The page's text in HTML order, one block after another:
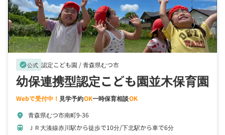
verified公式 認定こども園 /青森県むつ市
幼保連携型認定こども園並木保育園
Webで受付中！ 見学予約OK一時保育相談OK
location_on 青森県むつ市南町9-36
train ＪＲ大湊線赤川駅から徒歩で10分 下北駅から車で6分